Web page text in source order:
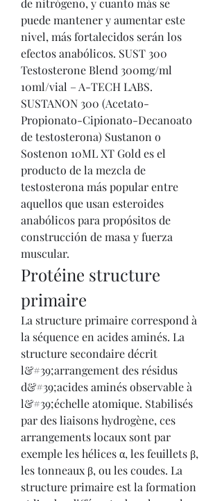
de nitrógeno, y cuanto más se
puede mantener y aumentar este
nivel, más fortalecidos serán los
efectos anabólicos. SUST 300
Testosterone Blend 300mg/ml
10ml/vial – A-TECH LABS.
SUSTANON 300 (Acetato-
Propionato-Cipionato-Decanoato
de testosterona) Sustanon o
Sostenon 10ML XT Gold es el
producto de la mezcla de
testosterona más popular entre
aquellos que usan esteroides
anabólicos para propósitos de
construcción de masa y fuerza
muscular.
Protéine structure
primaire
La structure primaire correspond à
la séquence en acides aminés. La
structure secondaire décrit
l&#39;arrangement des résidus
d&#39;acides aminés observable à
l&#39;échelle atomique. Stabilisés
par des liaisons hydrogène, ces
arrangements locaux sont par
exemple les hélices α, les feuillets β,
les tonneaux β, ou les coudes. La
structure primaire est la formation